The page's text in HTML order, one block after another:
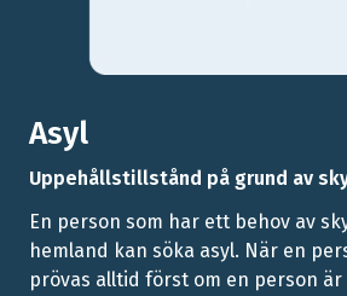
Asyl
Uppehållstillstånd på grund av
En person som har ett behov av
hemland kan söka asyl. När en
prövas alltid först om en person är